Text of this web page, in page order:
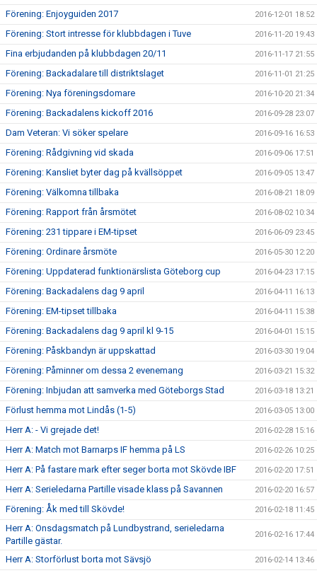
Förening: Enjoyguiden 2017 2016-12-01 18:52
Förening: Stort intresse för klubbdagen i Tuve 2016-11-20 19:43
Fina erbjudanden på klubbdagen 20/11 2016-11-17 21:55
Förening: Backadalare till distriktslaget 2016-11-01 21:25
Förening: Nya föreningsdomare 2016-10-20 21:34
Förening: Backadalens kickoff 2016 2016-09-28 23:07
Dam Veteran: Vi söker spelare 2016-09-16 16:53
Förening: Rådgivning vid skada 2016-09-06 17:51
Förening: Kansliet byter dag på kvällsöppet 2016-09-05 13:47
Förening: Välkomna tillbaka 2016-08-21 18:09
Förening: Rapport från årsmötet 2016-08-02 10:34
Förening: 231 tippare i EM-tipset 2016-06-09 23:45
Förening: Ordinare årsmöte 2016-05-30 12:20
Förening: Uppdaterad funktionärslista Göteborg cup 2016-04-23 17:15
Förening: Backadalens dag 9 april 2016-04-11 16:13
Förening: EM-tipset tillbaka 2016-04-11 15:38
Förening: Backadalens dag 9 april kl 9-15 2016-04-01 15:15
Förening: Påskbandyn är uppskattad 2016-03-30 19:04
Förening: Påminner om dessa 2 evenemang 2016-03-21 15:32
Förening: Inbjudan att samverka med Göteborgs Stad 2016-03-18 13:21
Förlust hemma mot Lindås (1-5) 2016-03-05 13:00
Herr A: - Vi grejade det! 2016-02-28 15:16
Herr A: Match mot Barnarps IF hemma på LS 2016-02-26 10:25
Herr A: På fastare mark efter seger borta mot Skövde IBF 2016-02-20 17:51
Herr A: Serieledarna Partille visade klass på Savannen 2016-02-20 16:57
Förening: Åk med till Skövde! 2016-02-18 11:45
Herr A: Onsdagsmatch på Lundbystrand, serieledarna
Partille gästar.
2016-02-16 17:44
Herr A: Storförlust borta mot Sävsjö 2016-02-14 13:46